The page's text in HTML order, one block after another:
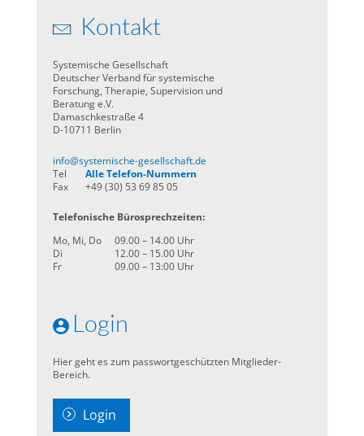
Kontakt
Systemische Gesellschaft
Deutscher Verband für systemische
Forschung, Therapie, Supervision und
Beratung e.V.
Damaschkestraße 4
D-10711 Berlin
info@systemische-gesellschaft.de
Tel
Alle Telefon-Nummern
Fax
+49 (30) 53 69 85 05
Telefonische Bürosprechzeiten:
Mo, Mi, Do
09.00 – 14.00 Uhr
Di
12.00 – 15.00 Uhr
Fr
09.00 – 13:00 Uhr
Login
Hier geht es zum passwortgeschützten Mitglieder-
Bereich.
Login